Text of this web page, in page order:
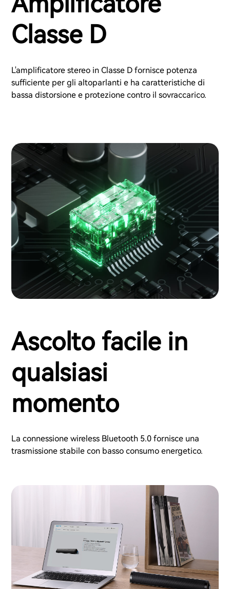
Classe D
L'amplificatore stereo in Classe D fornisce potenza
sufficiente per gli altoparlanti e ha caratteristiche di
bassa distorsione e protezione contro il sovraccarico.
Ascolto facile in
qualsiasi
momento
La connessione wireless Bluetooth 5.0 fornisce una
trasmissione stabile con basso consumo energetico.